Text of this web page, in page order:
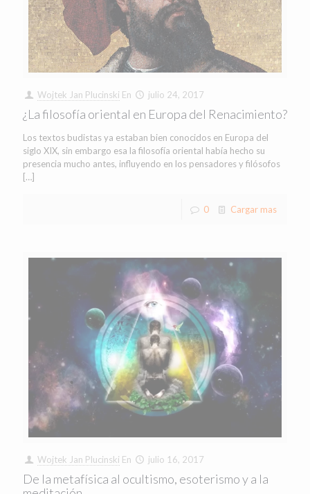
Wojtek Jan Plucinski En julio 24, 2017
¿La filosofía oriental en Europa del Renacimiento?
Los textos budistas ya estaban bien conocidos en Europa del
siglo XIX, sin embargo esa la filosofía oriental había hecho su
presencia mucho antes, influyendo en los pensadores y filósofos
[…]
0 Cargar mas
Wojtek Jan Plucinski En julio 16, 2017
De la metafísica al ocultismo, esoterismo y a la